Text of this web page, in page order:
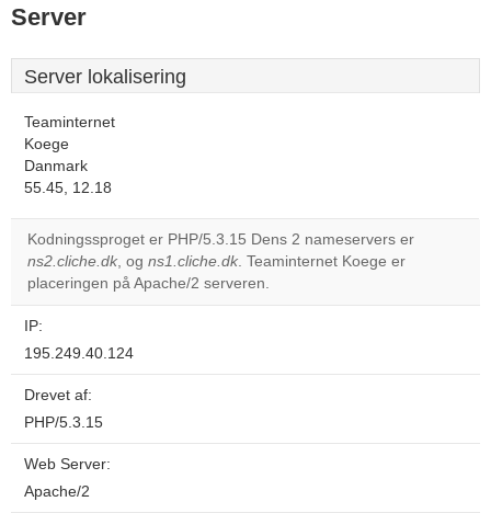
Server
Server lokalisering
Teaminternet
Koege
Danmark
55.45, 12.18
Kodningssproget er PHP/5.3.15 Dens 2 nameservers er
ns2.cliche.dk, og ns1.cliche.dk. Teaminternet Koege er
placeringen på Apache/2 serveren.
IP:
195.249.40.124
Drevet af:
PHP/5.3.15
Web Server:
Apache/2